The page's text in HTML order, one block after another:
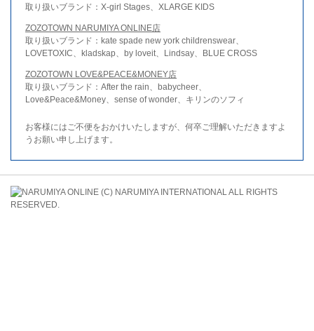
取り扱いブランド：X-girl Stages、XLARGE KIDS
ZOZOTOWN NARUMIYA ONLINE店
取り扱いブランド：kate spade new york childrenswear、
LOVETOXIC、kladskap、by loveit、Lindsay、BLUE CROSS
ZOZOTOWN LOVE&PEACE&MONEY店
取り扱いブランド：After the rain、babycheer、
Love&Peace&Money、sense of wonder、キリンのソフィ
お客様にはご不便をおかけいたしますが、何卒ご理解いただきますよ
うお願い申し上げます。